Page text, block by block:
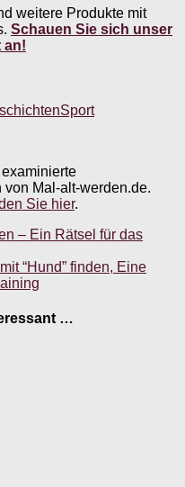
weitere Produkte mit
Schauen Sie sich unser
an!
Sport
Mal-alt-werden.de.
Sie hier.
– Ein Rätsel für das
“Hund” finden, Eine
…